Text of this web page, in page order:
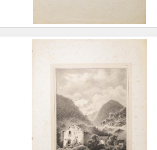
2e Vue du grand glacier à
Allevard (Dauphiné)
BLÉRY, Eugène (1805 –
1887)
GAUGAIN, Henri